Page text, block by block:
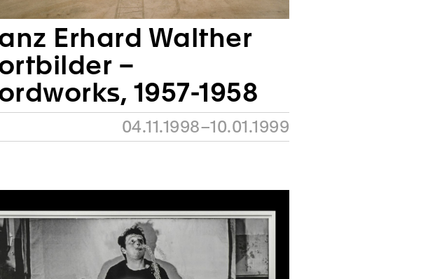
Erhard Walther
–
1957-1958
04.11.1998–10.01.1999